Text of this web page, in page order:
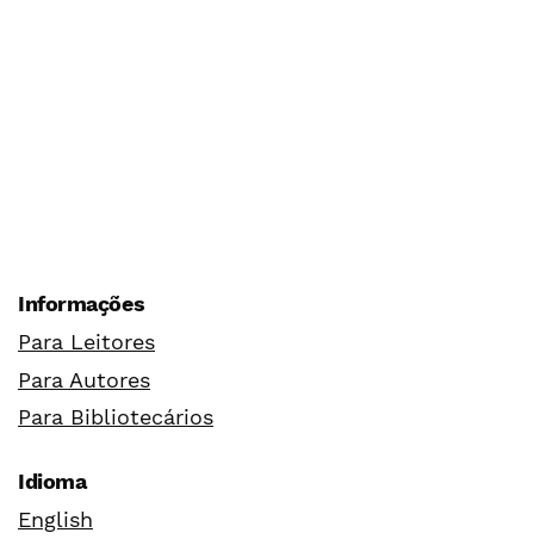
Informações
Para Leitores
Para Autores
Para Bibliotecários
Idioma
English